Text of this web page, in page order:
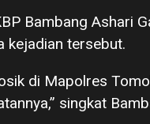
Bambang Ashari
kejadian tersebut.
di Mapolres
singkat